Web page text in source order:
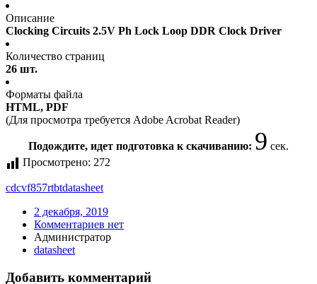
Описание
Clocking Circuits 2.5V Ph Lock Loop DDR Clock Driver
Количество страниц
26 шт.
Форматы файла
HTML, PDF
(Для просмотра требуется Adobe Acrobat Reader)
Подождите, идет подготовка к скачиванию: 9 сек.
Просмотрено: 272
cdcvf857rtbtdatasheet
2 декабря, 2019
Комментариев нет
Администратор
datasheet
Добавить комментарий